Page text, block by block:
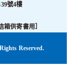
號4樓
箱供寄書用］
Reserved.